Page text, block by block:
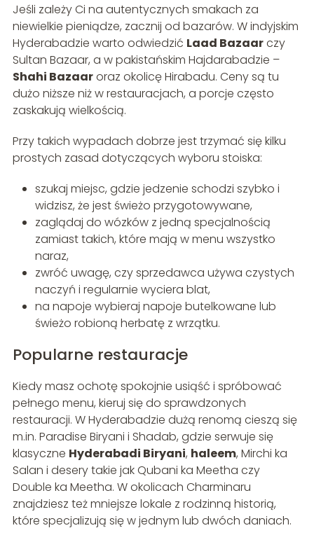
Jeśli zależy Ci na autentycznych smakach za
niewielkie pieniądze, zacznij od bazarów. W indyjskim
Hyderabadzie warto odwiedzić Laad Bazaarczy
Sultan Bazaar, a w pakistańskim Hajdarabadzie –
Shahi Bazaaroraz okolicę Hirabadu. Ceny są tu
dużo niższe niż w restauracjach, a porcje często
zaskakują wielkością.
Przy takich wypadach dobrze jest trzymać się kilku
prostych zasad dotyczących wyboru stoiska:
szukaj miejsc, gdzie jedzenie schodzi szybko i
widzisz, że jest świeżo przygotowywane,
zaglądaj do wózków z jedną specjalnością
zamiast takich, które mają w menu wszystko
naraz,
zwróć uwagę, czy sprzedawca używa czystych
naczyń i regularnie wyciera blat,
na napoje wybieraj napoje butelkowane lub
świeżo robioną herbatę z wrzątku.
Popularne restauracje
Kiedy masz ochotę spokojnie usiąść i spróbować
pełnego menu, kieruj się do sprawdzonych
restauracji. W Hyderabadzie dużą renomą cieszą się
m.in. Paradise Biryani i Shadab, gdzie serwuje się
klasyczne Hyderabadi Biryani, haleem, Mirchi ka
Salan i desery takie jak Qubani ka Meetha czy
Double ka Meetha. W okolicach Charminaru
znajdziesz też mniejsze lokale z rodzinną historią,
które specjalizują się w jednym lub dwóch daniach.